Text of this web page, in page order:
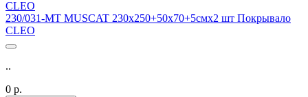
230/031-MT MUSCAT 230х250+50х70+5смх2 шт Покрывало
CLEO
..
0 р.